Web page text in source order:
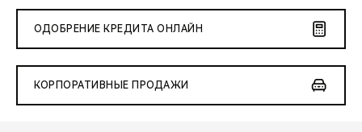
ОДОБРЕНИЕ КРЕДИТА ОНЛАЙН
КОРПОРАТИВНЫЕ ПРОДАЖИ